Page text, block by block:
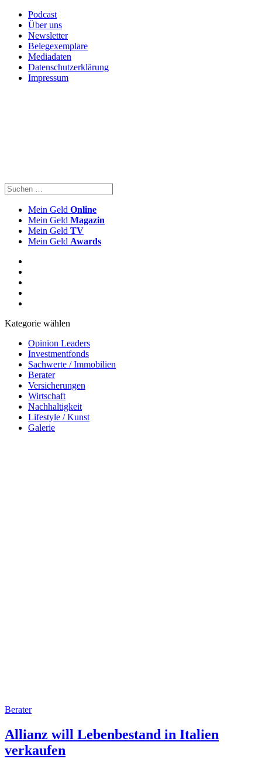
Podcast
Über uns
Newsletter
Belegexemplare
Mediadaten
Datenschutzerklärung
Impressum
Mein Geld Online
Mein Geld Magazin
Mein Geld TV
Mein Geld Awards
Kategorie wählen
Opinion Leaders
Investmentfonds
Sachwerte / Immobilien
Berater
Versicherungen
Wirtschaft
Nachhaltigkeit
Lifestyle / Kunst
Galerie
Berater
Allianz will Lebenbestand in Italien
verkaufen